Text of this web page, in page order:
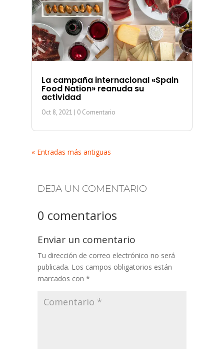
La campaña internacional «Spain
Food Nation» reanuda su
actividad
Oct 8, 2021 | 0 Comentario
« Entradas más antiguas
DEJA UN COMENTARIO
0 comentarios
Enviar un comentario
Tu dirección de correo electrónico no será
publicada. Los campos obligatorios están
marcados con *